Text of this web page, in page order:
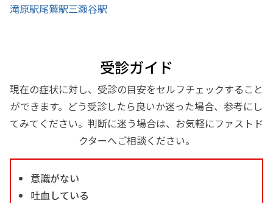
滝原駅尾鷲駅三瀬谷駅
受診ガイド
現在の症状に対し、受診の目安をセルフチェックすること
ができます。どう受診したら良いか迷った場合、参考にし
てみてください。判断に迷う場合は、お気軽にファストド
クターへご相談ください。
意識がない
吐血している